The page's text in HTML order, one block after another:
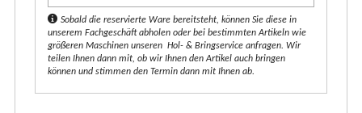
t
*
Sobald die reservierte Ware bereitsteht, können Sie diese in
unserem Fachgeschäft abholen oder bei bestimmten Artikeln wie
größeren Maschinen unseren Hol- & Bringservice anfragen. Wir
teilen Ihnen dann mit, ob wir Ihnen den Artikel auch bringen
können und stimmen den Termin dann mit Ihnen ab.